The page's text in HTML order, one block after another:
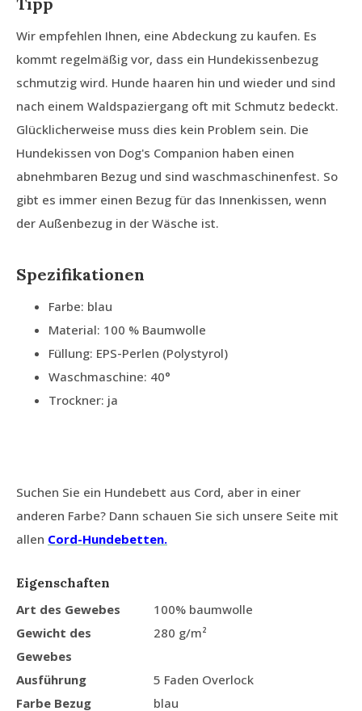
Wir empfehlen Ihnen, eine Abdeckung zu kaufen. Es
kommt regelmäßig vor, dass ein Hundekissenbezug
schmutzig wird. Hunde haaren hin und wieder und sind
nach einem Waldspaziergang oft mit Schmutz bedeckt.
Glücklicherweise muss dies kein Problem sein. Die
Hundekissen von Dog's Companion haben einen
abnehmbaren Bezug und sind waschmaschinenfest. So
gibt es immer einen Bezug für das Innenkissen, wenn
der Außenbezug in der Wäsche ist.
Spezifikationen
Farbe: blau
Material: 100 % Baumwolle
Füllung: EPS-Perlen (Polystyrol)
Waschmaschine: 40°
Trockner: ja
Suchen Sie ein Hundebett aus Cord, aber in einer
anderen Farbe? Dann schauen Sie sich unsere Seite mit
allen Cord-Hundebetten.
Eigenschaften
Art des Gewebes
100% baumwolle
Gewicht des
Gewebes
280 g/m²
Ausführung
5 Faden Overlock
Farbe Bezug
blau